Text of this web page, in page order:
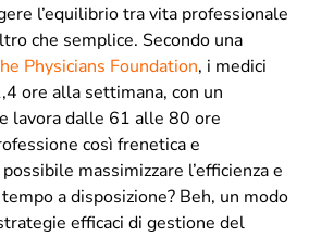
l’equilibrio tra vita professionale
che semplice. Secondo una
Physicians Foundation, i medici
ore alla settimana, con un
lavora dalle 61 alle 80 ore
così frenetica e
massimizzare l’efficienza e
a disposizione? Beh, un modo
efficaci di gestione del